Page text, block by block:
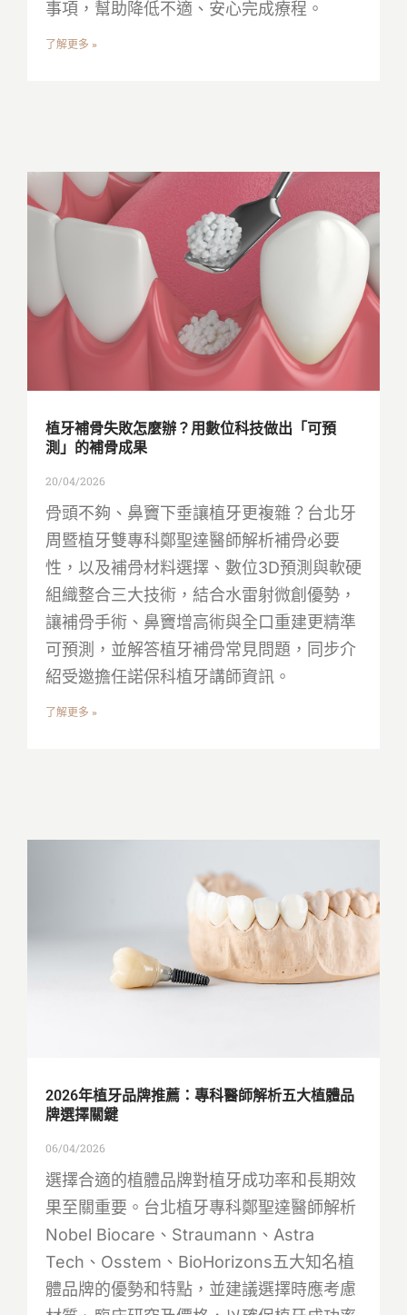
事項，幫助降低不適、安心完成療程。
了解更多 »
植牙補骨失敗怎麼辦？用數位科技做出「可預
測」的補骨成果
20/04/2026
骨頭不夠、鼻竇下垂讓植牙更複雜？台北牙
周暨植牙雙專科鄭聖達醫師解析補骨必要
性，以及補骨材料選擇、數位3D預測與軟硬
組織整合三大技術，結合水雷射微創優勢，
讓補骨手術、鼻竇增高術與全口重建更精準
可預測，並解答植牙補骨常見問題，同步介
紹受邀擔任諾保科植牙講師資訊。
了解更多 »
2026年植牙品牌推薦：專科醫師解析五大植體品
牌選擇關鍵
06/04/2026
選擇合適的植體品牌對植牙成功率和長期效
果至關重要。台北植牙專科鄭聖達醫師解析
Nobel Biocare、Straumann、Astra
Tech、Osstem、BioHorizons五大知名植
體品牌的優勢和特點，並建議選擇時應考慮